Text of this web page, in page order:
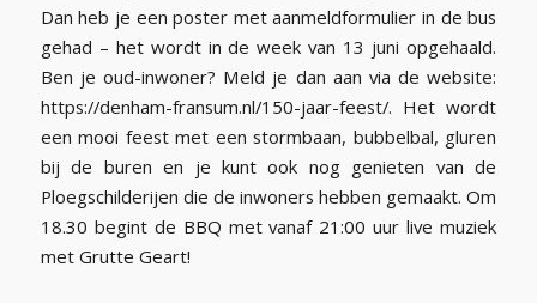
Dan heb je een poster met aanmeldformulier in de bus
gehad – het wordt in de week van 13 juni opgehaald.
Ben je oud-inwoner? Meld je dan aan via de website:
https://denham-fransum.nl/150-jaar-feest/. Het wordt
een mooi feest met een stormbaan, bubbelbal, gluren
bij de buren en je kunt ook nog genieten van de
Ploegschilderijen die de inwoners hebben gemaakt. Om
18.30 begint de BBQ met vanaf 21:00 uur live muziek
met Grutte Geart!